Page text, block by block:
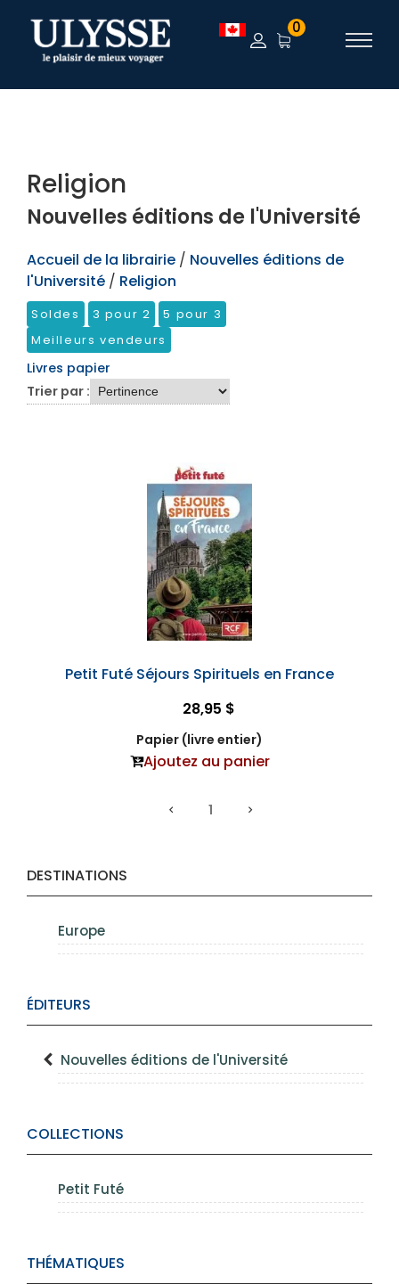
TEST 0
DESTINATIONS
Europe
ÉDITEURS
Nouvelles éditions de l'Université
COLLECTIONS
Petit Futé
THÉMATIQUES
Religion
Nouvelles éditions de l'Université
Accueil de la librairie / Nouvelles éditions de
l'Université / Religion
Soldes 3 pour 2
5 pour 3
Meilleurs vendeurs
Livres papier
Trier par :
Petit Futé Séjours Spirituels en France
28,95 $
Papier (livre entier)
Ajoutez au panier
1